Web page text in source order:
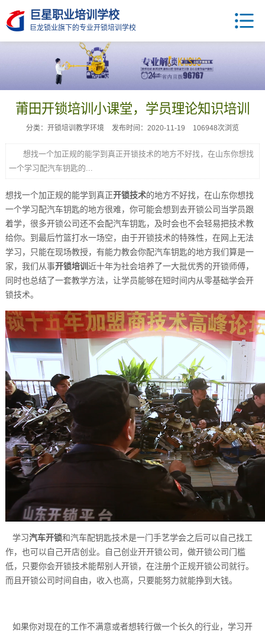
巨星职业培训学校
巨龙锁业旗下的专业开锁培训学校
莆田开锁培训小课堂，学员理论知识培训
分类：开锁培训教学环境 发布时间：2020-11-19 106948次浏览
想找一个加正规的能学到真正开锁技术的地方不好找，在山东你想找
一个学习配汽车钥匙的...
想找一个加正规的能学到真正开锁技术的地方不好找，在山东你想找
一个学习配汽车钥匙的地方很难，你可能会想到去开锁公司当学员跟
着学，很多开锁公司还不会配汽车钥匙，及时会也不会轻易把技术教
给你。到最后竹篮打水一场空，由于开锁技术的特殊性，在网上无法
学习，只能在现场教授，有能力教会你配汽车钥匙的地方我们算是一
家，我们从事开锁培训 近十年为社会培养了一大批优秀的开锁师傅，
同时也总结了一套教学方法，让学员能够在短时间内从零基础学会开
锁技术。
学习汽车开锁和汽车配钥匙技术是一门手艺学会之后可以自己找工
作，也可以自己开店创业。自己创业开开锁公司，做开锁公司门槛
低，只要你会开锁技术能帮别人开锁，在注册个正规开锁公司就行。
而且开锁公司时间自由，收入也高，只要能努力就能挣到大钱。
如果你对现在的工作不满意或者想转行做一个长久的行业，学习开